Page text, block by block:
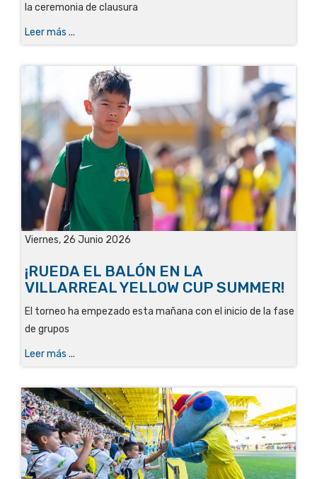
la ceremonia de clausura
Leer más ...
Viernes, 26 Junio 2026
¡RUEDA EL BALÓN EN LA
VILLARREAL YELLOW CUP SUMMER!
El torneo ha empezado esta mañana con el inicio de la fase
de grupos
Leer más ...